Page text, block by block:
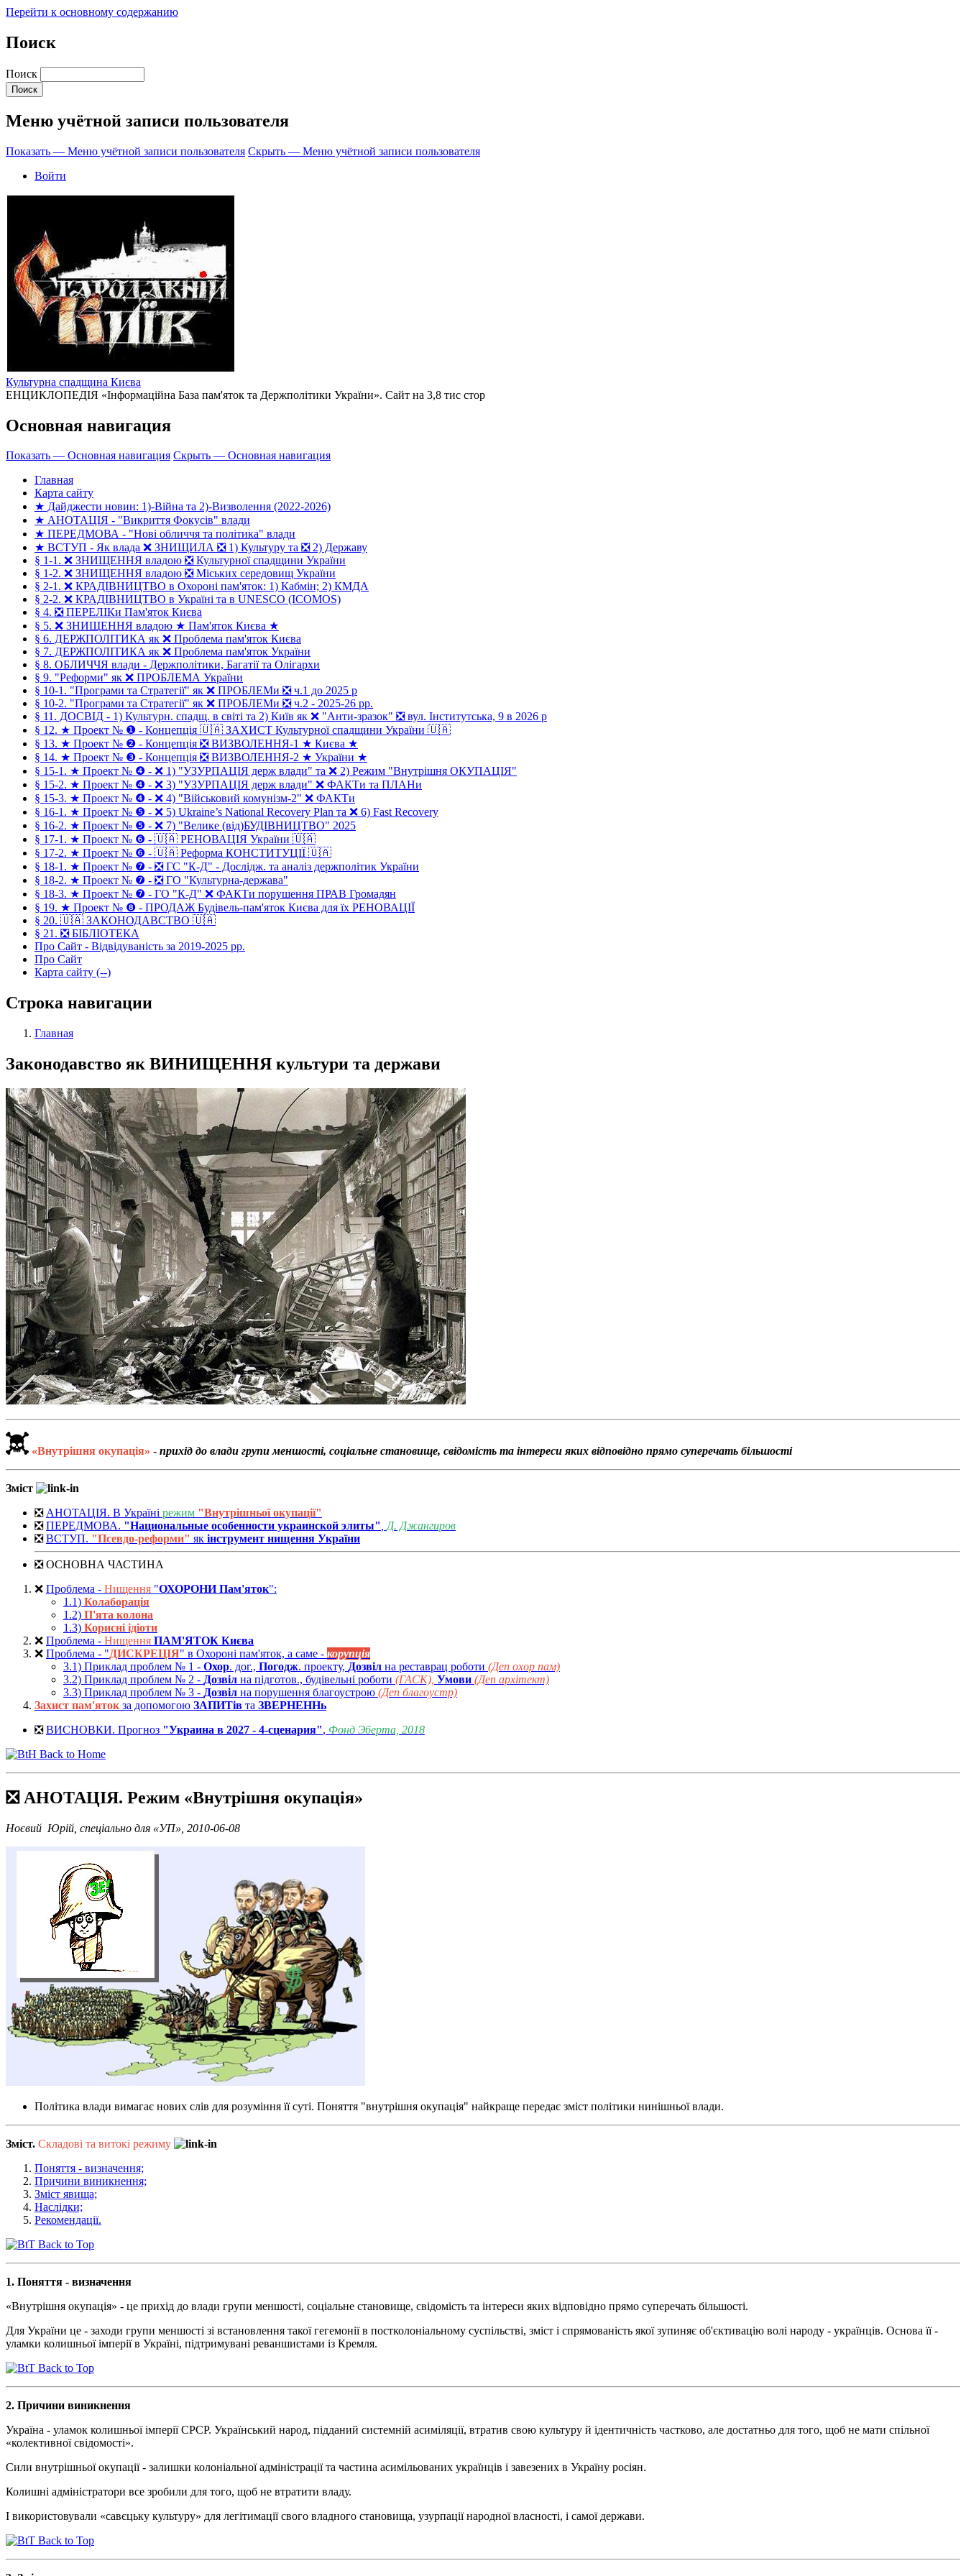
Перейти к основному содержанию
Поиск
Поиск
Меню учётной записи пользователя
Показать — Меню учётной записи пользователя Скрыть — Меню учётной записи пользователя
Войти
Культурна спадщина Києва
ЕНЦИКЛОПЕДІЯ «Інформаційна База пам'яток та Держполітики України». Сайт на 3,8 тис стор
Основная навигация
Показать — Основная навигация Скрыть — Основная навигация
Главная
Карта сайту
★ Дайджести новин: 1)-Війна та 2)-Визволення (2022-2026)
★ АНОТАЦІЯ - "Викриття Фокусів" влади
★ ПЕРЕДМОВА - "Нові обличчя та політика" влади
★ ВСТУП - Як влада ❌ ЗНИЩИЛА ❎ 1) Культуру та ❎ 2) Державу
§ 1-1. ❌ ЗНИЩЕННЯ владою ❎ Культурної спадщини України
§ 1-2. ❌ ЗНИЩЕННЯ владою ❎ Міських середовищ України
§ 2-1. ❌ КРАДІВНИЦТВО в Охороні пам'яток: 1) Кабмін; 2) КМДА
§ 2-2. ❌ КРАДІВНИЦТВО в Україні та в UNESCO (ICOMOS)
§ 4. ❎ ПЕРЕЛІКи Пам'яток Києва
§ 5. ❌ ЗНИЩЕННЯ владою ★ Пам'яток Києва ★
§ 6. ДЕРЖПОЛІТИКА як ❌ Проблема пам'яток Києва
§ 7. ДЕРЖПОЛІТИКА як ❌ Проблема пам'яток України
§ 8. ОБЛИЧЧЯ влади - Держполітики, Багатії та Олігархи
§ 9. "Реформи" як ❌ ПРОБЛЕМА України
§ 10-1. "Програми та Стратегії" як ❌ ПРОБЛЕМи ❎ ч.1 до 2025 р
§ 10-2. "Програми та Стратегії" як ❌ ПРОБЛЕМи ❎ ч.2 - 2025-26 рр.
§ 11. ДОСВІД - 1) Культурн. спадщ. в світі та 2) Київ як ❌ "Анти-зразок" ❎ вул. Інститутська, 9 в 2026 р
§ 12. ★ Проект № ❶ - Концепція 🇺🇦 ЗАХИСТ Культурної спадщини України 🇺🇦
§ 13. ★ Проект № ❷ - Концепція ❎ ВИЗВОЛЕННЯ-1 ★ Києва ★
§ 14. ★ Проект № ❸ - Концепція ❎ ВИЗВОЛЕННЯ-2 ★ України ★
§ 15-1. ★ Проект № ❹ - ❌ 1) "УЗУРПАЦІЯ держ влади" та ❌ 2) Режим "Внутрішня ОКУПАЦІЯ"
§ 15-2. ★ Проект № ❹ - ❌ 3) "УЗУРПАЦІЯ держ влади" ❌ ФАКТи та ПЛАНи
§ 15-3. ★ Проект № ❹ - ❌ 4) "Військовий комунізм-2" ❌ ФАКТи
§ 16-1. ★ Проект № ❺ - ❌ 5) Ukraine’s National Recovery Plan та ❌ 6) Fast Recovery
§ 16-2. ★ Проект № ❺ - ❌ 7) "Велике (від)БУДІВНИЦТВО" 2025
§ 17-1. ★ Проект № ❻ - 🇺🇦 РЕНОВАЦІЯ України 🇺🇦
§ 17-2. ★ Проект № ❻ - 🇺🇦 Реформа КОНСТИТУЦІЇ 🇺🇦
§ 18-1. ★ Проект № ❼ - ❎ ГС "К-Д" - Дослідж. та аналіз держполітик України
§ 18-2. ★ Проект № ❼ - ❎ ГО "Культурна-держава"
§ 18-3. ★ Проект № ❼ - ГО "К-Д" ❌ ФАКТи порушення ПРАВ Громадян
§ 19. ★ Проект № ❽ - ПРОДАЖ Будівель-пам'яток Києва для їх РЕНОВАЦІЇ
§ 20. 🇺🇦 ЗАКОНОДАВСТВО 🇺🇦
§ 21. ❎ БІБЛІОТЕКА
Про Сайт - Відвідуваність за 2019-2025 рр.
Про Сайт
Карта сайту (--)
Строка навигации
Главная
Законодавство як ВИНИЩЕННЯ культури та держави
«Внутрішня окупація» - прихід до влади групи меншості, соціальне становище, свідомість та інтереси яких відповідно прямо суперечать більшості
Зміст
❎ АНОТАЦІЯ. В Україні режим "Внутрішньої окупації"
❎ ПЕРЕДМОВА. "Национальные особенности украинской элиты"
Д. Джангиров
❎ ВСТУП. "Псевдо-реформи" як інструмент нищення України
❎ ОСНОВНА ЧАСТИНА
❌ Проблема - Нищення "ОХОРОНИ Пам'яток":
1.1) Колаборація
1.2) П'ята колона
1.3) Корисні ідіоти
❌ Проблема - Нищення ПАМ'ЯТОК Києва
❌ Проблема - "ДИСКРЕЦІЯ" в Охороні пам'яток, а саме - корупція
3.1) Приклад проблем № 1 - Охор. дог., Погодж. проекту, Дозвіл на реставрац роботи (Деп охор пам)
3.2) Приклад проблем № 2 - Дозвіл на підготов., будівельні роботи (ГАСК), Умови (Деп архітект)
3.3) Приклад проблем № 3 - Дозвіл на порушення благоустрою (Деп благоустр)
Захист пам'яток за допомогою ЗАПИТів та ЗВЕРНЕННь
❎ ВИСНОВКИ. Прогноз "Украина в 2027 - 4-сценария", Фонд Эберта, 2018
Back to Home
❎ АНОТАЦІЯ. Режим «Внутрішня окупація»
Ноєвий Юрій, спеціально для «УП», 2010-06-08
Політика влади вимагає нових слів для розуміння її суті. Поняття "внутрішня окупація" найкраще передає зміст політики нинішньої влади.
Зміст. Складові та витокі режиму
Поняття - визначення;
Причини виникнення;
Зміст явища;
Наслідки;
Рекомендації.
Back to Top
1. Поняття - визначення
«Внутрішня окупація» - це прихід до влади групи меншості, соціальне становище, свідомість та інтереси яких відповідно прямо суперечать більшості.
Для України це - заходи групи меншості зі встановлення такої гегемонії в постколоніальному суспільстві, зміст і спрямованість якої зупиняє об'єктивацію волі народу - українців. Основа її -
уламки колишньої імперії в Україні, підтримувані реваншистами із Кремля.
Back to Top
2. Причини виникнення
Україна - уламок колишньої імперії СРСР. Український народ, підданий системній асиміляції, втратив свою культуру й ідентичність частково, але достатньо для того, щоб не мати спільної
«колективної свідомості».
Сили внутрішньої окупації - залишки колоніальної адміністрації та частина асимільованих українців і завезених в Україну росіян.
Колишні адміністратори все зробили для того, щоб не втратити владу.
І використовували «савєцьку культуру» для легітимації свого владного становища, узурпації народної власності, і самої держави.
Back to Top